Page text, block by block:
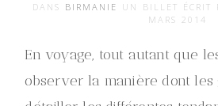
DANS BIRMANIE UN BILLET ÉCRIT
MARS 2014
En voyage, tout autant que
observer la manière dont les